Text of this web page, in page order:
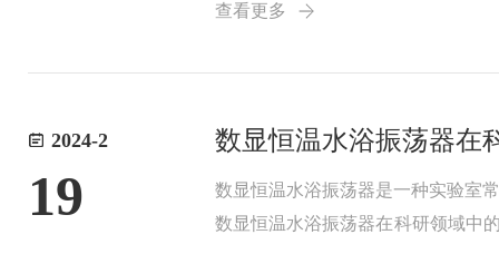
动作要缓慢，避免突...
查看更多
2024-2
19
数显恒温水浴振荡器在
数显恒温水浴振荡器是一种实验室
数显恒温水浴振荡器在科研领域中